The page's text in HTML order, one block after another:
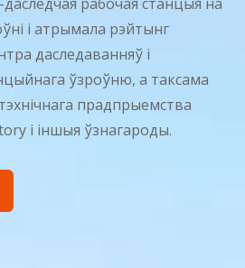
і атрымала рэйтынг
даследаванняў і
ўзроўню, а таксама
прадпрыемства
і іншыя ўзнагароды.